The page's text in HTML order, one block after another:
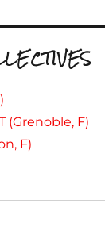
(Grenoble, F)
F)